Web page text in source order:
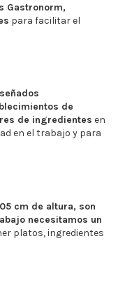
Gastronorm,
para facilitar el
de
de ingredientes en
en el trabajo y para
cm de altura, son
necesitamos un
platos, ingredientes